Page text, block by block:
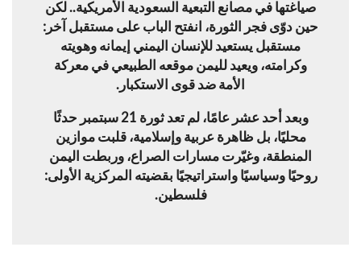
صياغتها في مصانع التبعية السعودية الأمريكية.. لكن
حين دوّى فجر الثورة، انفتح الباب على مستقبل آخر:
مستقبل يستعيد للإنسان اليمني إيمانه وهويته
وكرامته، ويعيد لليمن موقعه الطبيعي في معركة
الأمة ضد قوى الاستكبار.
وبعد أحد عشر عامًا، لم تعد ثورة 21 سبتمبر حدثًا
محليًا، بل ظاهرة عربية وإسلامية، قلبت موازين
المنطقة، وغيّرت مسارات الصراع، وربطت اليمن
روحيًا وسياسيًا واستراتيجيًا بقضيته المركزية الأولى:
فلسطين.